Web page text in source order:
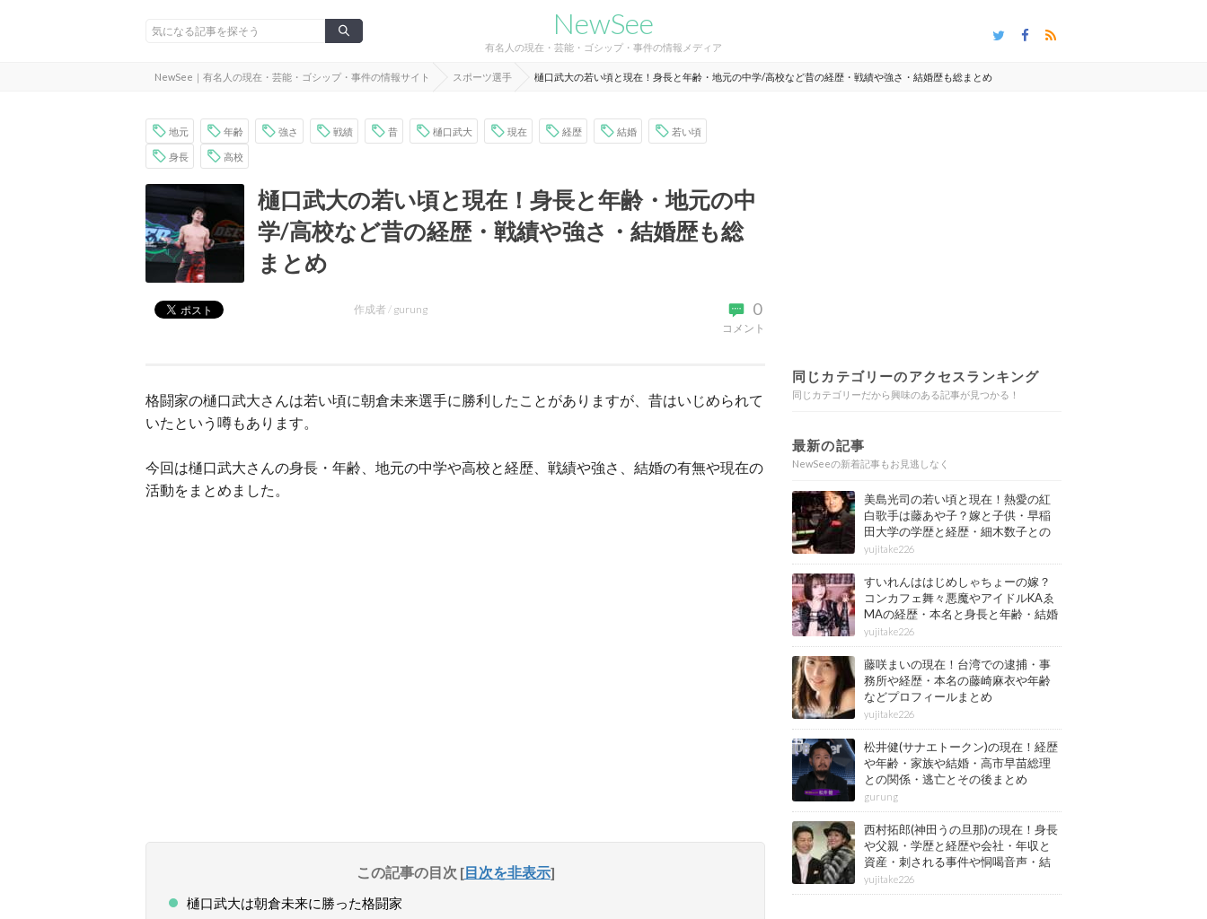
NewSee
有名人の現在・芸能・ゴシップ・事件の情報メディア
NewSee｜有名人の現在・芸能・ゴシップ・事件の情報サイト スポーツ選手 樋口武大の若い頃と現在！身長と年齢・地元の中学/高校など昔の経歴・戦績や強さ・結婚歴も総まとめ
地元 年齢 強さ 戦績 昔 樋口武大 現在 経歴 結婚 若い頃
身長 高校
樋口武大の若い頃と現在！身長と年齢・地元の中
学/高校など昔の経歴・戦績や強さ・結婚歴も総
まとめ
0
コメント
作成者 / gurung
格闘家の樋口武大さんは若い頃に朝倉未来選手に勝利したことがありますが、昔はいじめられて
いたという噂もあります。
今回は樋口武大さんの身長・年齢、地元の中学や高校と経歴、戦績や強さ、結婚の有無や現在の
活動をまとめました。
この記事の目次 [目次を非表示]
樋口武大は朝倉未来に勝った格闘家
同じカテゴリーのアクセスランキング
同じカテゴリーだから興味のある記事が見つかる！
最新の記事
NewSeeの新着記事もお見逃しなく
美島光司の若い頃と現在！熱愛の紅
白歌手は藤あや子？嫁と子供・早稲
田大学の学歴と経歴・細木数子との
確執もまとめ
yujitake226
すいれんははじめしゃちょーの嫁？
コンカフェ舞々悪魔やアイドルKAゑ
MAの経歴・本名と身長と年齢・結婚
情報もまとめ
yujitake226
藤咲まいの現在！台湾での逮捕・事
務所や経歴・本名の藤崎麻衣や年齢
などプロフィールまとめ
yujitake226
松井健(サナエトークン)の現在！経歴
や年齢・家族や結婚・高市早苗総理
との関係・逃亡とその後まとめ
gurung
西村拓郎(神田うの旦那)の現在！身長
や父親・学歴と経歴や会社・年収と
資産・刺される事件や恫喝音声・結
婚と子供や自宅・脳梗塞の病気もま
とめ
yujitake226